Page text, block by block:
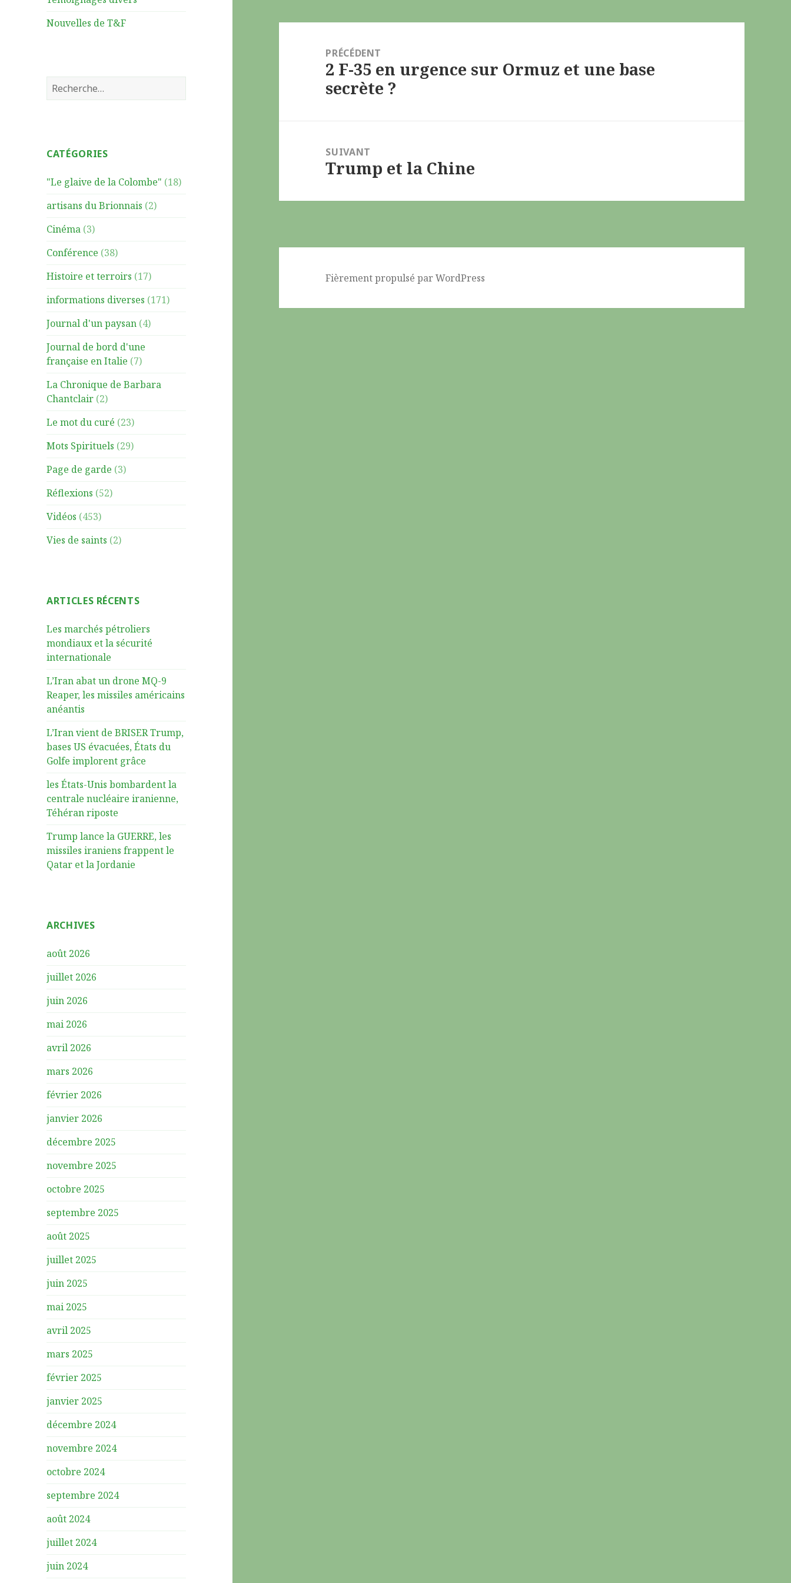
Nouvelles de T&F
R
e
r
h
r
CATÉGORIES
"Le glaive de la Colombe" (18)
artisans du Brionnais (2)
Cinéma (3)
Conférence (38)
Histoire et terroirs (17)
informations diverses (171)
Journal d'un paysan (4)
Journal de bord d'une
française en Italie (7)
La Chronique de Barbara
Chantclair (2)
Le mot du curé (23)
Mots Spirituels (29)
Page de garde (3)
Réflexions (52)
Vidéos (453)
Vies de saints (2)
ARTICLES RÉCENTS
Les marchés pétroliers
mondiaux et la sécurité
internationale
L’Iran abat un drone MQ-9
Reaper, les missiles américains
anéantis
L’Iran vient de BRISER Trump,
bases US évacuées, États du
Golfe implorent grâce
les États-Unis bombardent la
centrale nucléaire iranienne,
Téhéran riposte
Trump lance la GUERRE, les
missiles iraniens frappent le
Qatar et la Jordanie
ARCHIVES
août 2026
juillet 2026
juin 2026
mai 2026
avril 2026
mars 2026
février 2026
janvier 2026
décembre 2025
novembre 2025
octobre 2025
septembre 2025
août 2025
juillet 2025
juin 2025
mai 2025
avril 2025
mars 2025
février 2025
janvier 2025
décembre 2024
novembre 2024
octobre 2024
septembre 2024
août 2024
juillet 2024
juin 2024
l’article
PRÉCÉDENT
Article
précédent :
2 F-35 en urgence sur Ormuz et une base
secrète ?
SUIVANT
Article
Trump et la Chine
Fièrement propulsé par WordPress